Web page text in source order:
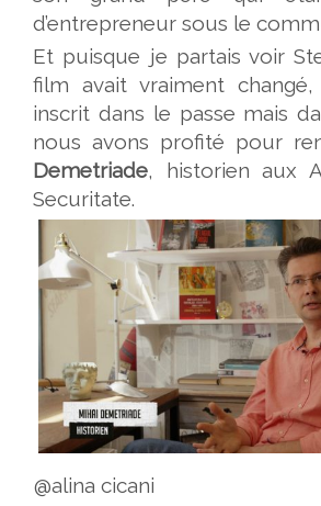
d’entrepreneur sous le
Et puisque je partais voir
film avait vraiment changé,
inscrit dans le passe mais
nous avons profité pour
Demetriade, historien aux
Securitate.
@alina cicani